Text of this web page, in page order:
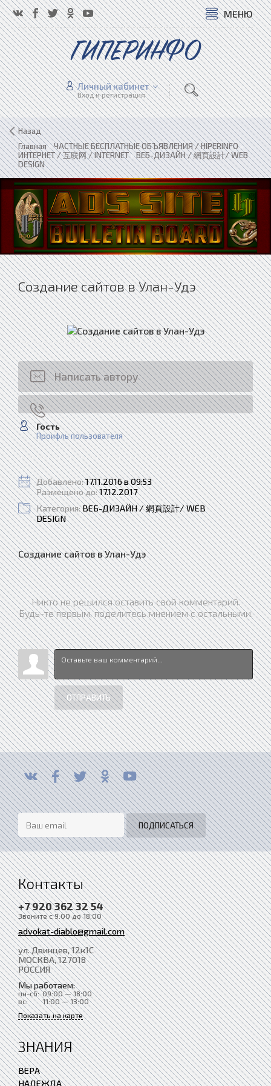
МЕНЮ
ГИПЕРИНФО
Личный кабинет
Вход и регистрация
Назад
Главная»ЧАСТНЫЕ БЕСПЛАТНЫЕ ОБЪЯВЛЕНИЯ / HIPERINFO»
ИНТЕРНЕТ / 互联网 / INTERNET»ВЕБ-ДИЗАЙН / 網頁設計/ WEB
DESIGN
Создание сайтов в Улан-Удэ
Написать автору
Гость
Проифль пользователя
Добавлено:17.11.2016 в 09:53
Размещено до:17.12.2017
Категория:ВЕБ-ДИЗАЙН / 網頁設計/ WEB
DESIGN
Создание сайтов в Улан-Удэ
Никто не решился оставить свой комментарий.
Будь-те первым, поделитесь мнением с остальными.
ОТПРАВИТЬ
Контакты
+7 920 362 32 54
Звоните с 9:00 до 18:00
advokat-diablo@gmail.com
ул. Двинцев, 12к1С
МОСКВА, 127018
РОССИЯ
Мы работаем:
пн-сб: 09:00 — 18:00
вс:
11:00 — 13:00
Показать на карте
ЗНАНИЯ
ВЕРА
НАДЕЖДА